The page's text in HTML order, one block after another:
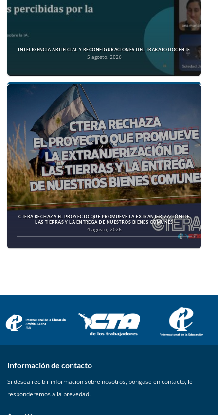
INTELIGENCIA ARTIFICIAL Y RECONFIGURACIONES DEL TRABAJO DOCENTE
5 agosto, 2026
CTERA RECHAZA EL PROYECTO QUE PROMUEVE LA EXTRANJERIZACIÓN DE
LAS TIERRAS Y LA ENTREGA DE NUESTROS BIENES COMUNES
4 agosto, 2026
Información de contacto
Si desea recibir información sobre nosotros, póngase en contacto, le
responderemos a la brevedad.